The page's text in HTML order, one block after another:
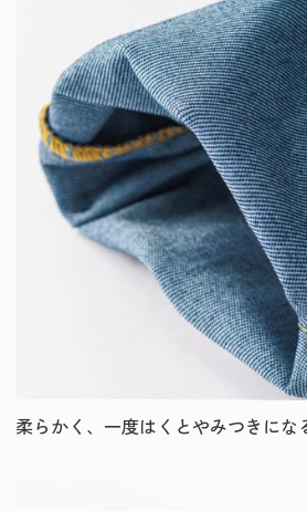
柔らかく、一度はくとやみつきにな